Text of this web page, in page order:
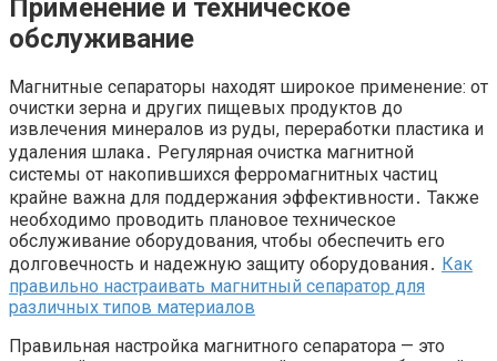
Применение и техническое
обслуживание
Магнитные сепараторы находят широкое применение: от
очистки зерна и других пищевых продуктов до
извлечения минералов из руды, переработки пластика и
удаления шлака․ Регулярная очистка магнитной
системы от накопившихся ферромагнитных частиц
крайне важна для поддержания эффективности․ Также
необходимо проводить плановое техническое
обслуживание оборудования, чтобы обеспечить его
долговечность и надежную защиту оборудования․ Как
правильно настраивать магнитный сепаратор для
различных типов материалов
Правильная настройка магнитного сепаратора — это